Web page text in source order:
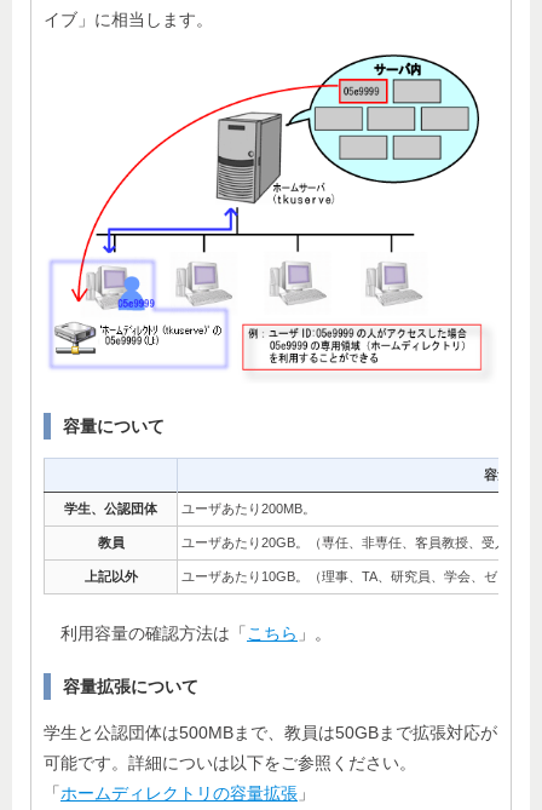
イブ」に相当します。
容量について
容量
学生、公認団体 ユーザあたり200MB。
教員 ユーザあたり20GB。（専任、非専任、客員教授、受入交換
上記以外 ユーザあたり10GB。（理事、TA、研究員、学会、ゼミ等
利用容量の確認方法は「 こちら 」。
容量拡張について
学生と公認団体は500MBまで、教員は50GBまで拡張対応が
可能です。詳細についは以下をご参照ください。
「ホームディレクトリの容量拡張 」